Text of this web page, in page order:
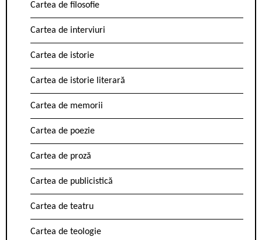
Cartea de filosofie
Cartea de interviuri
Cartea de istorie
Cartea de istorie literară
Cartea de memorii
Cartea de poezie
Cartea de proză
Cartea de publicistică
Cartea de teatru
Cartea de teologie